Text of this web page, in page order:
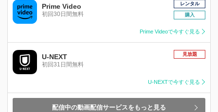
Prime Video
初回30日間無料
レンタル
購入
Prime Videoで今すぐ見る
U-NEXT
初回31日間無料
見放題
U-NEXTで今すぐ見る
配信中の動画配信サービスをもっと見る